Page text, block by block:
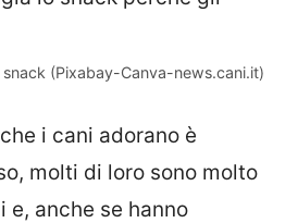
snack (Pixabay-Canva-news.cani.it)
i cani adorano è
molti di loro sono molto
e, anche se hanno